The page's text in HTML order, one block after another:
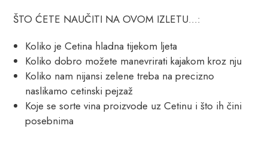
ŠTO ĆETE NAUČITI NA OVOM IZLETU…:
Koliko je Cetina hladna tijekom ljeta
Koliko dobro možete manevrirati kajakom kroz nju
Koliko nam nijansi zelene treba na precizno
naslikamo cetinski pejzaž
Koje se sorte vina proizvode uz Cetinu i što ih čini
posebnima